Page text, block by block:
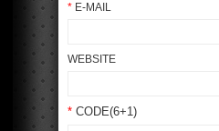
* E-MAIL
WEBSITE
* CODE(6+1)